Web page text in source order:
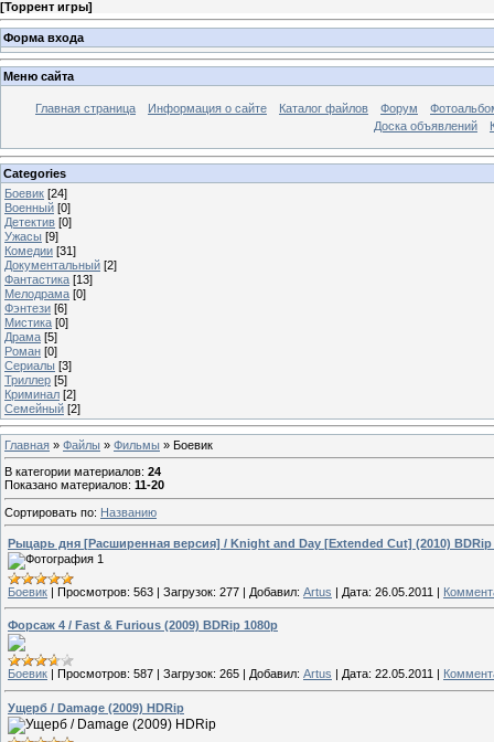
[Торрент игры]
Форма входа
Меню сайта
Главная страница Информация о сайте Каталог файлов Форум
Доска объявлений
Categories
Боевик [24]
Военный [0]
Детектив [0]
Ужасы [9]
Комедии [31]
Документальный [2]
Фантастика [13]
Мелодрама [0]
Фэнтези [6]
Мистика [0]
Драма [5]
Роман [0]
Сериалы [3]
Триллер [5]
Криминал [2]
Семейный [2]
Главная » Файлы » Фильмы » Боевик
В категории материалов: 24
Показано материалов: 11-20
Сортировать по: Названию
Рыцарь дня [Расширенная версия] / Knight and Day [Extended Cut] (2010) BDRip
Боевик | Просмотров: 563 | Загрузок: 277 | Добавил: Artus | Дата: 26.05.2011 |
Форсаж 4 / Fast & Furious (2009) BDRip 1080p
Боевик Просмотров: 587 Загрузок: 265 Добавил: Artus Дата: 22.05.2011
Ущерб / Damage (2009) HDRip